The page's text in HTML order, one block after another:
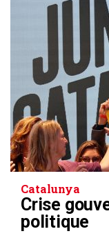
Catalunya
Crise
politique